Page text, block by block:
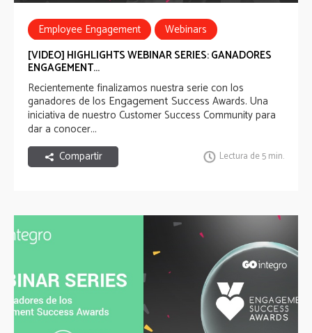
Employee Engagement
Webinars
[VIDEO] HIGHLIGHTS WEBINAR SERIES: GANADORES
ENGAGEMENT...
Recientemente finalizamos nuestra serie con los
ganadores de los Engagement Success Awards. Una
iniciativa de nuestro Customer Success Communitypara
dar a conocer...
Compartir
Lectura de 5 min.